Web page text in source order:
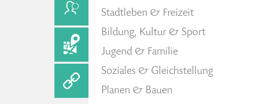
Stadtleben & Freizeit
Bildung, Kultur & Sport
Jugend & Familie
Soziales & Gleichstellung
Planen & Bauen